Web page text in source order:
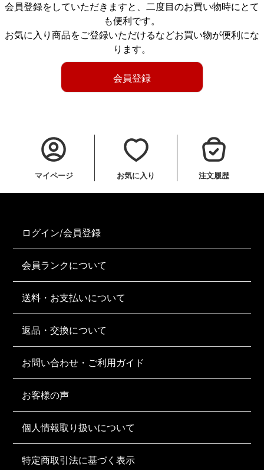
会員登録をしていただきますと、二度目のお買い物時にとて
も便利です。
お気に入り商品をご登録いただけるなどお買い物が便利にな
ります。
会員登録
マイページ お気に入り 注文履歴
ログイン/会員登録
会員ランクについて
送料・お支払いについて
返品・交換について
お問い合わせ・ご利用ガイド
お客様の声
個人情報取り扱いについて
特定商取引法に基づく表示